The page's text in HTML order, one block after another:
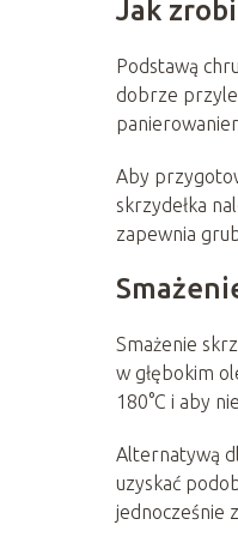
Jak
Podstawą
dobrze
Aby
skrzydełka
zapewnia
Smażenie
w głębokim
180°C i aby
Alternatywą
uzyskać
jednocześnie